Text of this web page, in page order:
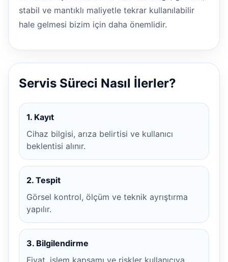
stabil ve mantıklı maliyetle tekrar kullanılabilir
hale gelmesi bizim için daha önemlidir.
Servis Süreci Nasıl İlerler?
1. Kayıt
Cihaz bilgisi, arıza belirtisi ve kullanıcı
beklentisi alınır.
2. Tespit
Görsel kontrol, ölçüm ve teknik ayrıştırma
yapılır.
3. Bilgilendirme